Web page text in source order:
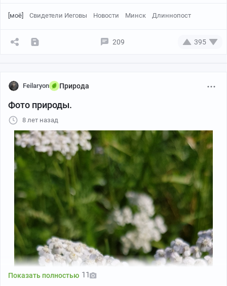
Деятельность свидетелей Иеговы запрещена в Китае,
Саудовской Аравии, Иране, Ираке, и в ряде других
стран. В Российской Федерации организация признана
получается, что Беларуси для этой организации поле
[моё] Свидетели Иеговы Новости Минск Длиннопост
209 395
Feilaryon Природа
Фото природы.
8 лет назад
Показать полностью 11